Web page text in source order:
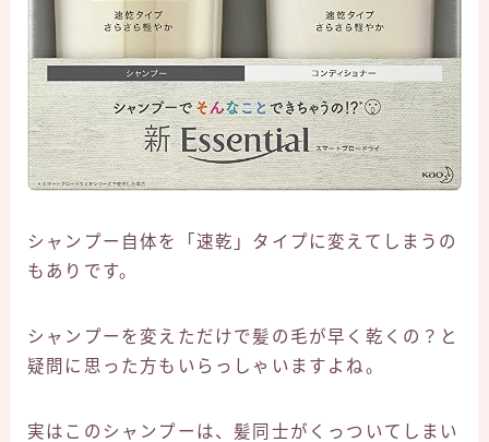
シャンプー自体を「速乾」タイプに変えてしまうの
もありです。
シャンプーを変えただけで髪の毛が早く乾くの？と
疑問に思った方もいらっしゃいますよね。
実はこのシャンプーは、髪同士がくっついてしまい